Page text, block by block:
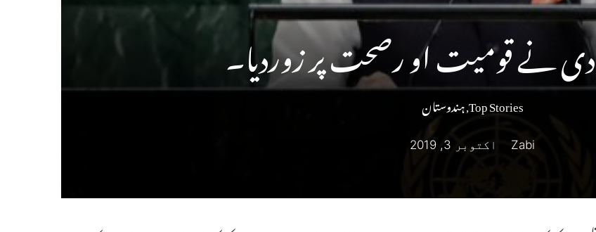
نے قومیت او رصحت پر زوردیا۔
Top Stories
,ہندوستان
Zabi اکتوبر 3, 2019